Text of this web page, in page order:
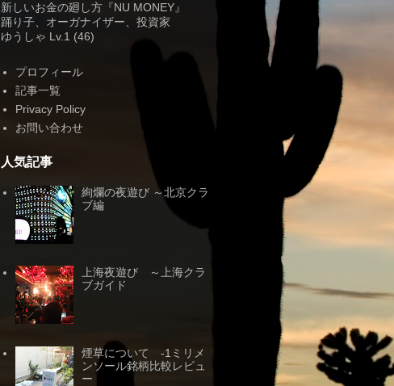
新しいお金の廻し方『NU MONEY』
踊り子、オーガナイザー、投資家
ゆうしゃ Lv.1 (46)
プロフィール
記事一覧
Privacy Policy
お問い合わせ
人気記事
絢爛の夜遊び ～北京クラ
ブ編
上海夜遊び ～上海クラ
ブガイド
煙草について -1ミリメ
ンソール銘柄比較レビュ
ー